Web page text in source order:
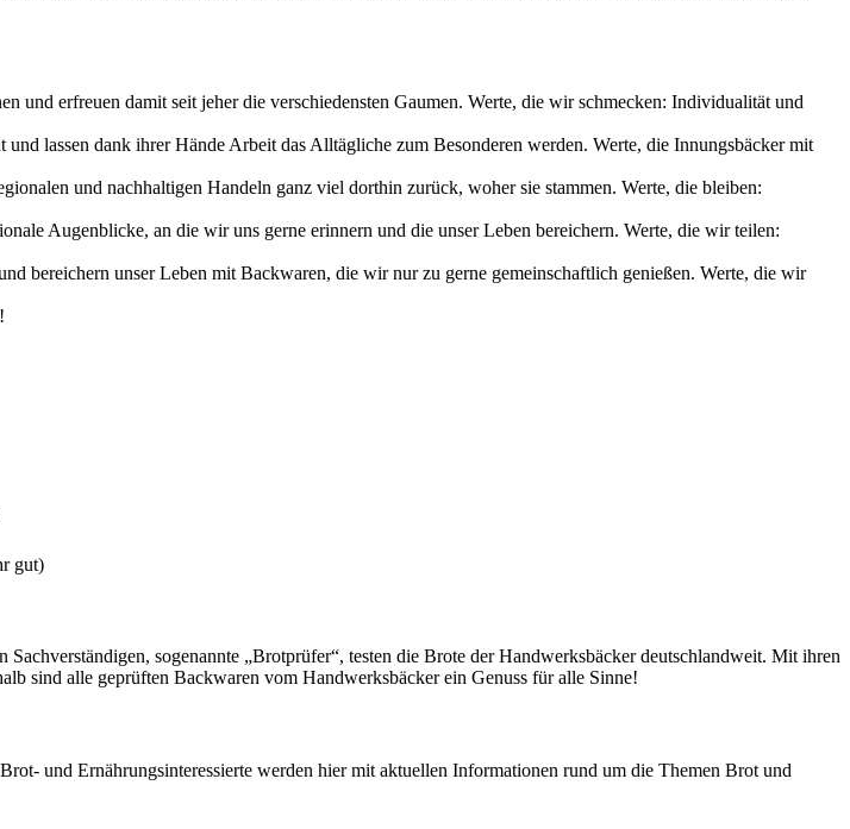
erfreuen damit seit jeher die verschiedensten Gaumen. Werte, die wir schmecken: Individualität und
lassen dank ihrer Hände Arbeit das Alltägliche zum Besonderen werden. Werte, die Innungsbäcker mit
und nachhaltigen Handeln ganz viel dorthin zurück, woher sie stammen. Werte, die bleiben:
Augenblicke, an die wir uns gerne erinnern und die unser Leben bereichern. Werte, die wir teilen:
bereichern unser Leben mit Backwaren, die wir nur zu gerne gemeinschaftlich genießen. Werte, die wir
gut)
Sachverständigen, sogenannte „Brotprüfer“, testen die Brote der Handwerksbäcker deutschlandweit. Mit ihren
sind alle geprüften Backwaren vom Handwerksbäcker ein Genuss für alle Sinne!
und Ernährungsinteressierte werden hier mit aktuellen Informationen rund um die Themen Brot und